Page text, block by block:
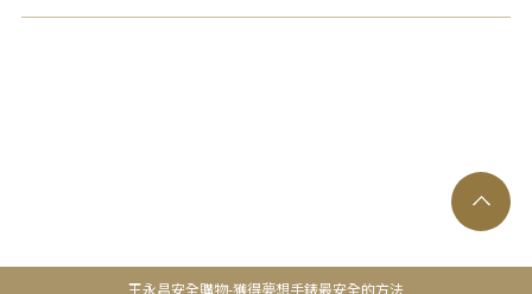
王永昌安全購物-獲得夢想手錶最安全的方法